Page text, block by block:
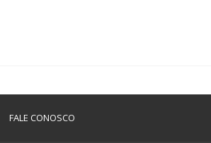
FALE CONOSCO